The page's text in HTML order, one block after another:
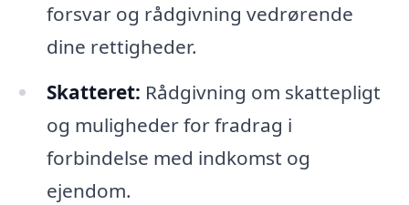
forsvar og rådgivning vedrørende
dine rettigheder.
Skatteret: Rådgivning om skattepligt
og muligheder for fradrag i
forbindelse med indkomst og
ejendom.